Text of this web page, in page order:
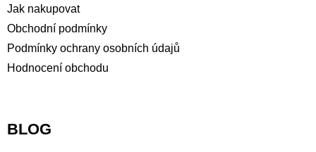
Jak nakupovat
Obchodní podmínky
Podmínky ochrany osobních údajů
Hodnocení obchodu
BLOG